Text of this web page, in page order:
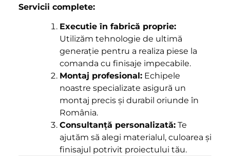
Servicii complete:
Executie în fabrică proprie:
Utilizăm tehnologie de ultimă
generație pentru a realiza piese la
comanda cu finisaje impecabile.
Montaj profesional:Echipele
noastre specializate asigură un
montaj precis și durabil oriunde în
România.
Consultanță personalizată:Te
ajutăm să alegi materialul, culoarea și
finisajul potrivit proiectului tău.